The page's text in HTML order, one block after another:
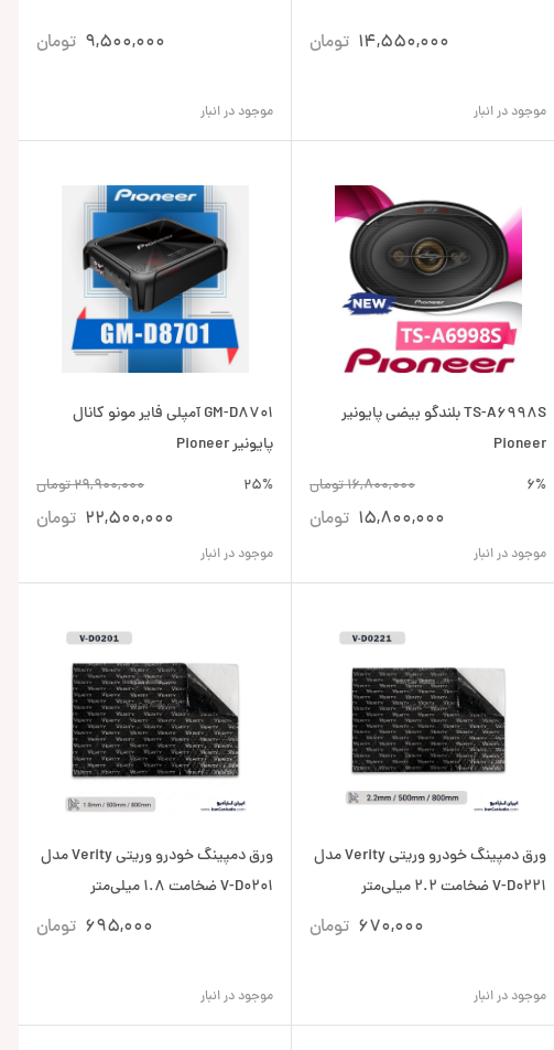
14,550,000 تومان
موجود در انبار
9,500,000 تومان
موجود در انبار
TS-A6998S بلندگو بیضی پایونیر
Pioneer
6%
16,800,000تومان
15,800,000 تومان
موجود در انبار
GM-D8701 آمپلی فایر مونو کانال
پایونیر Pioneer
25%
29,900,000تومان
22,500,000 تومان
موجود در انبار
ورق دمپینگ خودرو وریتی Verity مدل
V-D0221 ضخامت 2.2 میلی‌متر
670,000 تومان
موجود در انبار
ورق دمپینگ خودرو وریتی Verity مدل
V-D0201 ضخامت 1.8 میلی‌متر
695,000 تومان
موجود در انبار